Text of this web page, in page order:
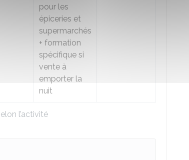
l’activité
pour les
épiceries et
supermarchés
+ formation
spécifique si
vente à
emporter la
nuit